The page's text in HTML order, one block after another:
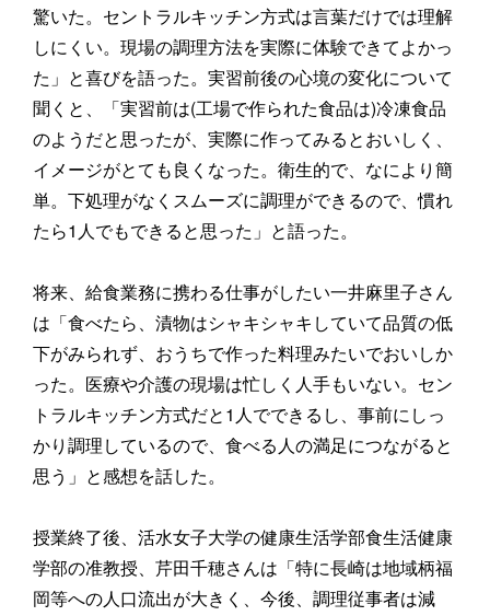
驚いた。セントラルキッチン方式は言葉だけでは理解
しにくい。現場の調理方法を実際に体験できてよかっ
た」と喜びを語った。実習前後の心境の変化について
聞くと、「実習前は(工場で作られた食品は)冷凍食品
のようだと思ったが、実際に作ってみるとおいしく、
イメージがとても良くなった。衛生的で、なにより簡
単。下処理がなくスムーズに調理ができるので、慣れ
たら1人でもできると思った」と語った。
将来、給食業務に携わる仕事がしたい一井麻里子さん
は「食べたら、漬物はシャキシャキしていて品質の低
下がみられず、おうちで作った料理みたいでおいしか
った。医療や介護の現場は忙しく人手もいない。セン
トラルキッチン方式だと1人でできるし、事前にしっ
かり調理しているので、食べる人の満足につながると
思う」と感想を話した。
授業終了後、活水女子大学の健康生活学部食生活健康
学部の准教授、芹田千穂さんは「特に長崎は地域柄福
岡等への人口流出が大きく、今後、調理従事者は減